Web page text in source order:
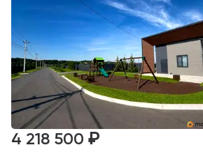
4 218 500 ₽